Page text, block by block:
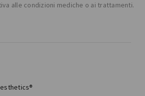
alle condizioni mediche o ai trattamenti.